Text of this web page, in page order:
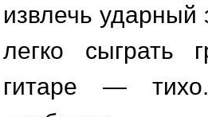
извлечь ударный
легко сыграть
гитаре —